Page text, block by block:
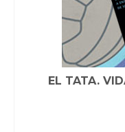
EL TATA.